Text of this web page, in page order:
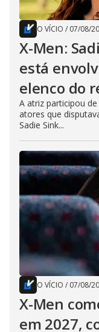
O VÍCIO / 07/08/
X-Men:
está
elenco do
A atriz participou
atores que
Sadie Sink...
O VÍCIO / 07/08/
X-Men
em 2027,